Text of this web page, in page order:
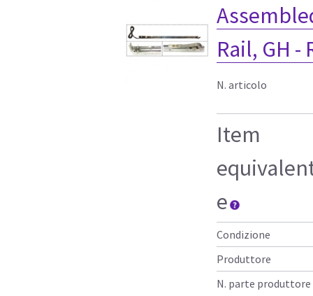
Rail, GH -
N. articolo
Item
e
Condizione
Produttore
N. parte produttore